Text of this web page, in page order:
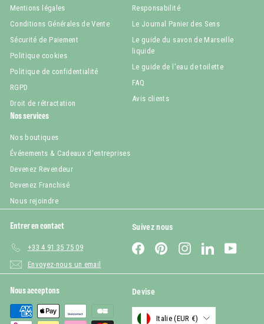
Mentions légales
Conditions Générales de Vente
Sécurité de Paiement
Politique cookies
Politique de confidentialité
RGPD
Droit de rétractation
Responsabilité
Le Journal Panier des Sens
Le guide du savon de Marseille
liquide
Le guide de l'eau de toilette
FAQ
Avis clients
Nos services
Nos boutiques
Événements & Cadeaux d'entreprises
Devenez Revendeur
Devenez Franchisé
Nous rejoindre
Entrer en contact
+33 4 91 35 75 09
Envoyez-nous un email
Suivez nous
FacebookPinterestInstagramLinkedIn
Nous acceptons Devise
Italie (EUR €)